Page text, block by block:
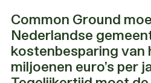
Common Ground
Nederlandse
kostenbesparing van
miljoenen euro’s per